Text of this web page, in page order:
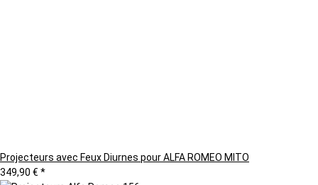
Projecteurs avec Feux Diurnes pour ALFA ROMEO MITO
349,90 € *